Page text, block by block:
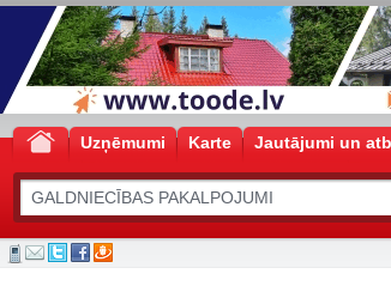
Uzņēmumi Karte Jautājumi un